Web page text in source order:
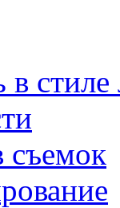
стиле
съемок